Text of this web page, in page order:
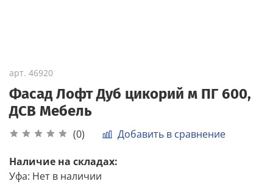
арт. 46920
Фасад Лофт Дуб цикорий м ПГ 600,
ДСВ Мебель
(0) Добавить в сравнение
Наличие на складах:
Уфа: Нет в наличии